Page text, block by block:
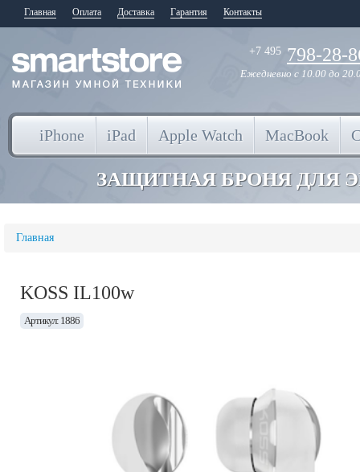
Главная Оплата Доставка Гарантия Контакты
+7 495 798-28-
Ежедневно с 10.00 до
iPhone iPad Apple Watch MacBook
ЗАЩИТНАЯ БРОНЯ ДЛЯ
Главная
KOSS IL100w
Артикул: 1886